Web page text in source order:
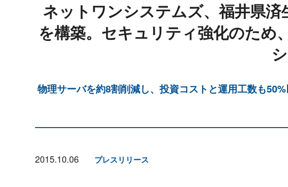
ネットワンシステムズ、福井県
を構築。セキュリティ強化のた
物理サーバを約8割削減し、投資コストと運用工数も
2015.10.06 プレスリリース